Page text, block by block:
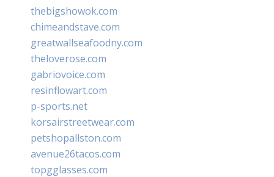
thebigshowok.com
chimeandstave.com
greatwallseafoodny.com
theloverose.com
gabriovoice.com
resinflowart.com
p-sports.net
korsairstreetwear.com
petshopallston.com
avenue26tacos.com
topgglasses.com